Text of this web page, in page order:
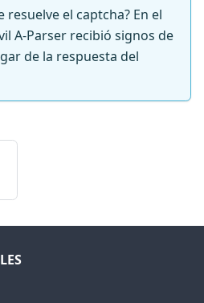
resuelve el captcha? En el
A-Parser recibió signos de
de la respuesta del